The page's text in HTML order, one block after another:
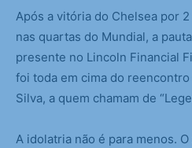
Após a vitória do Chelsea por
nas quartas do Mundial, a
presente no Lincoln Financial
foi toda em cima do
Silva, a quem chamam de
A idolatria não é para menos.